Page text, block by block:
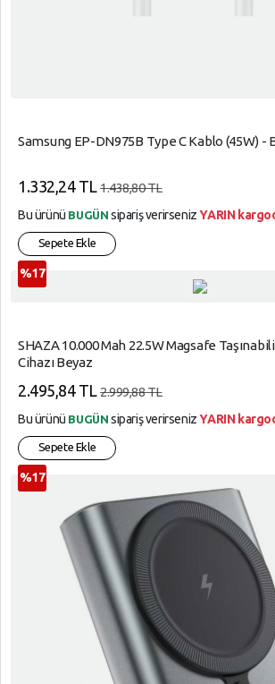
Samsung EP-DN975B Type C Kablo (45W) -
1.332,24 TL 1.438,80 TL
Bu ürünü BUGÜN sipariş verirsenizYARIN
Sepete Ekle
SHAZA 10.000 Mah 22.5W Magsafe
Cihazı Beyaz
%17
2.495,84 TL 2.999,88 TL
Bu ürünü BUGÜN sipariş verirsenizYARIN
Sepete Ekle
%17